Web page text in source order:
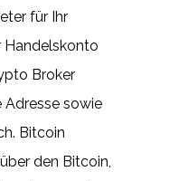
für Ihr
Broker
Adresse sowie
Bitcoin
den Bitcoin,